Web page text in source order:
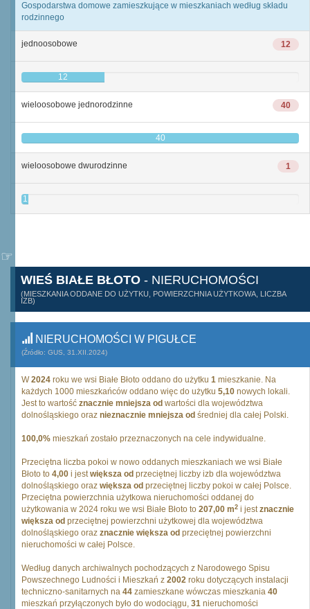
Gospodarstwa domowe zamieszkujące w mieszkaniach według składu
rodzinnego
12
jednoosobowe
12
40
wieloosobowe jednorodzinne
40
1
wieloosobowe dwurodzinne
1
WIEŚ BIAŁE BŁOTO - NIERUCHOMOŚCI
(MIESZKANIA ODDANE DO UŻYTKU, POWIERZCHNIA UŻYTKOWA, LICZBA
IZB)
NIERUCHOMOŚCI W PIGUŁCE
(Źródło: GUS, 31.XII.2024)
W2024 roku we wsi Białe Błoto oddano do użytku 1 mieszkanie. Na
każdych 1000 mieszkańców oddano więc do użytku 5,10 nowych lokali.
Jest to wartość znacznie mniejsza od wartości dla województwa
dolnośląskiego oraz nieznacznie mniejsza od średniej dla całej Polski.
100,0% mieszkań zostało przeznaczonych na cele indywidualne.
Przeciętna liczba pokoi w nowo oddanych mieszkaniach we wsi Białe
Błoto to 4,00 i jestwiększa od przeciętnej liczby izb dla województwa
dolnośląskiego oraz większa od przeciętnej liczby pokoi w całej Polsce.
Przeciętna powierzchnia użytkowa nieruchomości oddanej do
użytkowania w 2024 roku we wsi Białe Błoto to 207,00 m2 i jestznacznie
większa od przeciętnej powierzchni użytkowej dla województwa
dolnośląskiego oraz znacznie większa od przeciętnej powierzchni
nieruchomości w całej Polsce.
Według danych archiwalnych pochodzących z Narodowego Spisu
Powszechnego Ludności i Mieszkań z 2002 roku dotyczących instalacji
techniczno-sanitarnych na 44 zamieszkane wówczas mieszkania 40
mieszkań przyłączonych było do wodociągu, 31 nieruchomości